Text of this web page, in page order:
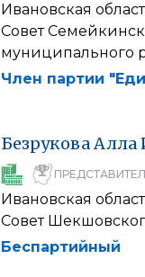
Ивановская
Совет
муниципального
Член партии
БезруковаАлла
Ивановская
Совет
Беспартийный